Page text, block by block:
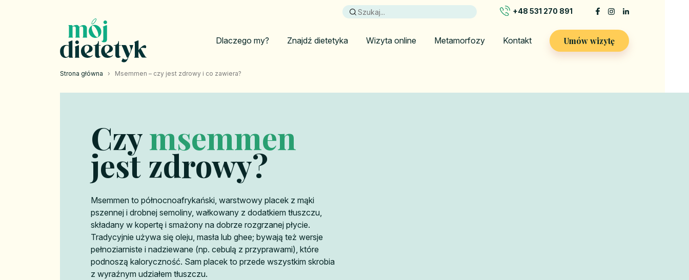
+48 531 270 891
Dlaczego my? Znajdź dietetyka Wizyta online Metamorfozy Kontakt Umów wizytę
Strona główna › Msemmen – czy jest zdrowy i co zawiera?
Czymsemmen
jest zdrowy?
Msemmen to północnoafrykański, warstwowy placek z mąki
pszennej i drobnej semoliny, wałkowany z dodatkiem tłuszczu,
składany w kopertę i smażony na dobrze rozgrzanej płycie.
Tradycyjnie używa się oleju, masła lub ghee; bywają też wersje
pełnoziarniste i nadziewane (np. cebulą z przyprawami), które
podnoszą kaloryczność. Sam placek to przede wszystkim skrobia
z wyraźnym udziałem tłuszczu.